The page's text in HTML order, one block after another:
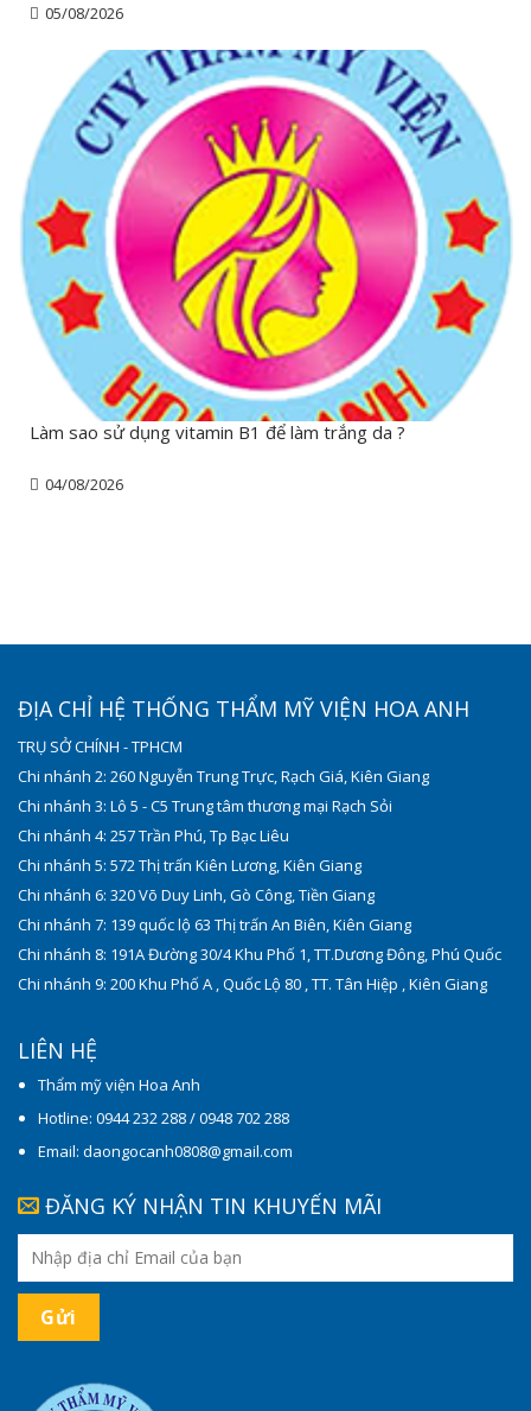
05/08/2026
Làm sao sử dụng vitamin B1 để làm trắng da ?
04/08/2026
ĐỊA CHỈ HỆ THỐNG THẨM MỸ VIỆN HOA ANH
TRỤ SỞ CHÍNH - TPHCM
Chi nhánh 2: 260 Nguyễn Trung Trực, Rạch Giá, Kiên Giang
Chi nhánh 3: Lô 5 - C5 Trung tâm thương mại Rạch Sỏi
Chi nhánh 4: 257 Trần Phú, Tp Bạc Liêu
Chi nhánh 5: 572 Thị trấn Kiên Lương, Kiên Giang
Chi nhánh 6: 320 Võ Duy Linh, Gò Công, Tiền Giang
Chi nhánh 7: 139 quốc lộ 63 Thị trấn An Biên, Kiên Giang
Chi nhánh 8: 191A Đường 30/4 Khu Phố 1, TT.Dương Đông, Phú Quốc
Chi nhánh 9: 200 Khu Phố A , Quốc Lộ 80 , TT. Tân Hiệp , Kiên Giang
LIÊN HỆ
Thẩm mỹ viện Hoa Anh
Hotline: 0944 232 288 / 0948 702 288
Email: daongocanh0808@gmail.com
ĐĂNG KÝ NHẬN TIN KHUYẾN MÃI